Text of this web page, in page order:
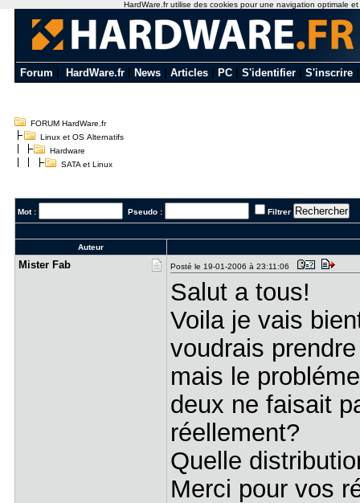
Forum HardWare.fr News Articles PC S'identifier S'inscrire
FORUM HardWare.fr
Linux et OS Alternatifs
Hardware
SATA et Linux
Mot : Pseudo : Filtrer
Auteur
Mister Fab Posté le 19-01-2006 à 23:11:06
Salut a tous!
Voila je vais
voudrais
mais le
deux ne faisait
réellement?
Quelle
Merci pour vos
HardWare.fr utilise des cookies pour une navigation optimale